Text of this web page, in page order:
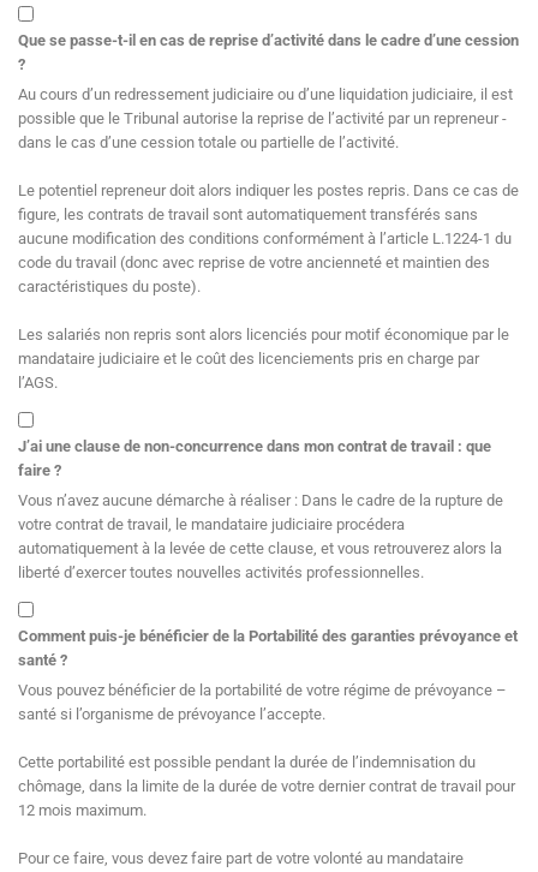
Que se passe-t-il en cas de reprise d’activité dans le cadre d’une cession
?
Au cours d’un redressement judiciaire ou d’une liquidation judiciaire, il est
possible que le Tribunal autorise la reprise de l’activité par un repreneur -
dans le cas d’une cession totale ou partielle de l’activité.
Le potentiel repreneur doit alors indiquer les postes repris. Dans ce cas de
figure, les contrats de travail sont automatiquement transférés sans
aucune modification des conditions conformément à l’article L.1224-1 du
code du travail (donc avec reprise de votre ancienneté et maintien des
caractéristiques du poste).
Les salariés non repris sont alors licenciés pour motif économique par le
mandataire judiciaire et le coût des licenciements pris en charge par
l’AGS.
J’ai une clause de non-concurrence dans mon contrat de travail : que
faire ?
Vous n’avez aucune démarche à réaliser : Dans le cadre de la rupture de
votre contrat de travail, le mandataire judiciaire procédera
automatiquement à la levée de cette clause, et vous retrouverez alors la
liberté d’exercer toutes nouvelles activités professionnelles.
Comment puis-je bénéficier de la Portabilité des garanties prévoyance et
santé ?
Vous pouvez bénéficier de la portabilité de votre régime de prévoyance –
santé si l’organisme de prévoyance l’accepte.
Cette portabilité est possible pendant la durée de l’indemnisation du
chômage, dans la limite de la durée de votre dernier contrat de travail pour
12 mois maximum.
Pour ce faire, vous devez faire part de votre volonté au mandataire